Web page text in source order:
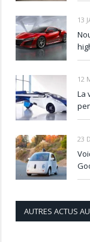
13
12
La
23
AUTRES ACTUS